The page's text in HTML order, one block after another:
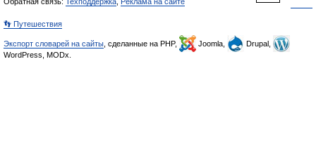
👣 Путешествия
Экспорт словарей на сайты , сделанные на PHP, Joomla,
Drupal,
WordPress, MODx.